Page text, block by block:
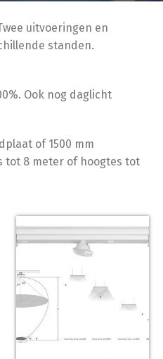
uitvoeringen en
standen.
Ook nog daglicht
of 1500 mm
tot 8 meter of hoogtes tot